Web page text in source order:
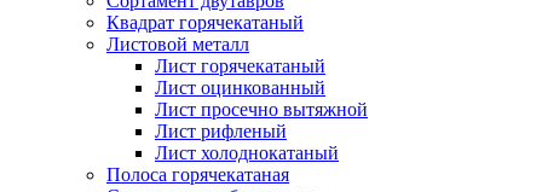
Квадрат горячекатаный
Листовой металл
Лист горячекатаный
Лист оцинкованный
Лист просечно вытяжной
Лист рифленый
Лист холоднокатаный
Полоса горячекатаная